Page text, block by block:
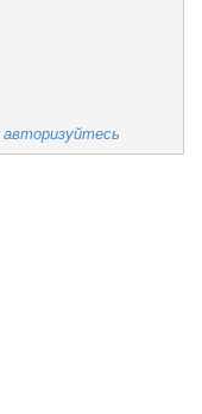
авторизуйтесь